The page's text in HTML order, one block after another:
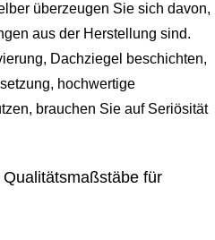
überzeugen Sie sich davon,
aus der Herstellung sind.
Dachziegel beschichten,
hochwertige
brauchen Sie auf Seriösität
für